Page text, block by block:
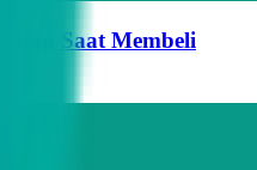
Saat Membeli